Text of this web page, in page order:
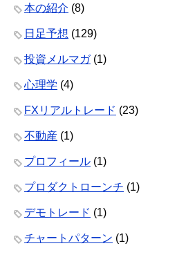
本の紹介 (8)
日足予想 (129)
投資メルマガ(1)
心理学 (4)
FXリアルトレード (23)
不動産 (1)
プロフィール (1)
プロダクトローンチ (1)
デモトレード (1)
チャートパターン (1)